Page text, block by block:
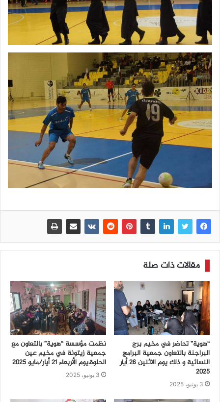
مقالات ذات صلة
“هوية” تحاضر في مخيم برج
البراجنة بالتعاون جمعية البرامج
النسائية و ذلك يوم الاثنين 26 أيار
2025
3 يونيو، 2025
نظمت مؤسسة “هوية” بالتعاون مع
جمعية زيتونة في مخيم عين
الحلوة،يوم الأربعاء 21 أيار/مايو 2025
3 يونيو، 2025